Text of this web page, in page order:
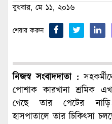
বুধবার, মে ১১, ২০১৬
শেয়ার করুন
নিজস্ব সংবাদদাতা :
পোশাক কারখানা শ্রমিক
গেছে তার পেটের
হাসপাতালে তার চিকিৎসা